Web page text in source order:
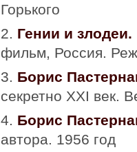
Горького
2.
Гении и
фильм, Россия.
3.
Борис
секретно XXI век.
4.
Борис
автора. 1956 год